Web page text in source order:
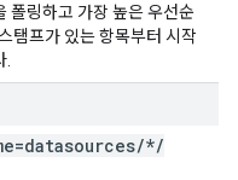
폴링하고 가장 높은 우선순
탬프가 있는 항목부터 시작
.
/*/